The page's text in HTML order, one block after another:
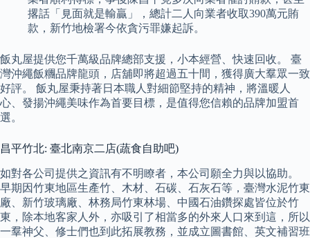
撂話「見面就是輸贏」，總計二人向業者收取390萬元賄
款，新竹地檢署今依貪污罪嫌起訴。
飯丸屋提供您千萬級品牌總部支援，小本經營、快速回收。 臺
灣沖繩飯糰品牌龍頭，店舖即將超過五十間，獲得廣大羣眾一致
好評。 飯丸屋秉持著日本職人對細節堅持的精神，將溫暖人
心、發揚沖繩美味作為首要目標，是值得您信賴的品牌加盟首
選。
昌平竹北: 臺北南京二店(蔬食自助吧)
如對各公司提供之資訊有不明瞭者，本公司願全力與以協助。
早期因竹東地區生產竹、木材、石碳、石灰石等，臺灣水泥竹東
廠、新竹玻璃廠、林務局竹東林場、中國石油鑽探處皆位於竹
東，除本地客家人外，亦吸引了相當多的外來人口來到這，所以
一羣神父、修士們也到此拓展教務，並成立圖書館、英文補習班